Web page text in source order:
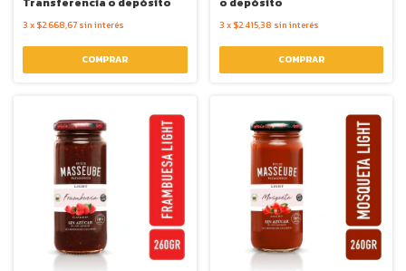
3 x $2.668,67 sin interés 3 x $2.415,38 sin interés